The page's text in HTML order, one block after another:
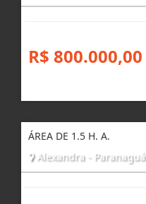
R$ 800.000,00
ÁREA DE 1.5 H. A.
Alexandra - Paranaguá